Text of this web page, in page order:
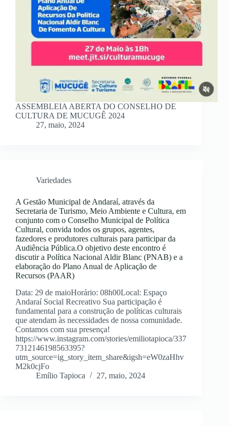
ASSEMBLEIA ABERTA DO CONSELHO DE
CULTURA DE MUCUGÊ 2024
27, maio, 2024
Variedades
A Gestão Municipal de Andaraí, através da
Secretaria de Turismo, Meio Ambiente e Cultura, em
conjunto com o Conselho Municipal de Política
Cultural, convida todos os grupos, agentes,
fazedores e produtores culturais para participar da
Audiência Pública.O objetivo deste encontro é
discutir a Política Nacional Aldir Blanc (PNAB) e a
elaboração do Plano Anual de Aplicação de
Recursos (PAAR)
Data: 29 de maioHorário: 08h00Local: Espaço
Andaraí Social Recreativo Sua participação é
fundamental para a construção de políticas culturais
que atendam às necessidades de nossa comunidade.
Contamos com sua presença!
https://www.instagram.com/stories/emiliotapioca/337
7312146198563395?
utm_source=ig_story_item_share&igsh=eW0zaHhv
M2k0cjFo
Emílio Tapioca
27, maio, 2024